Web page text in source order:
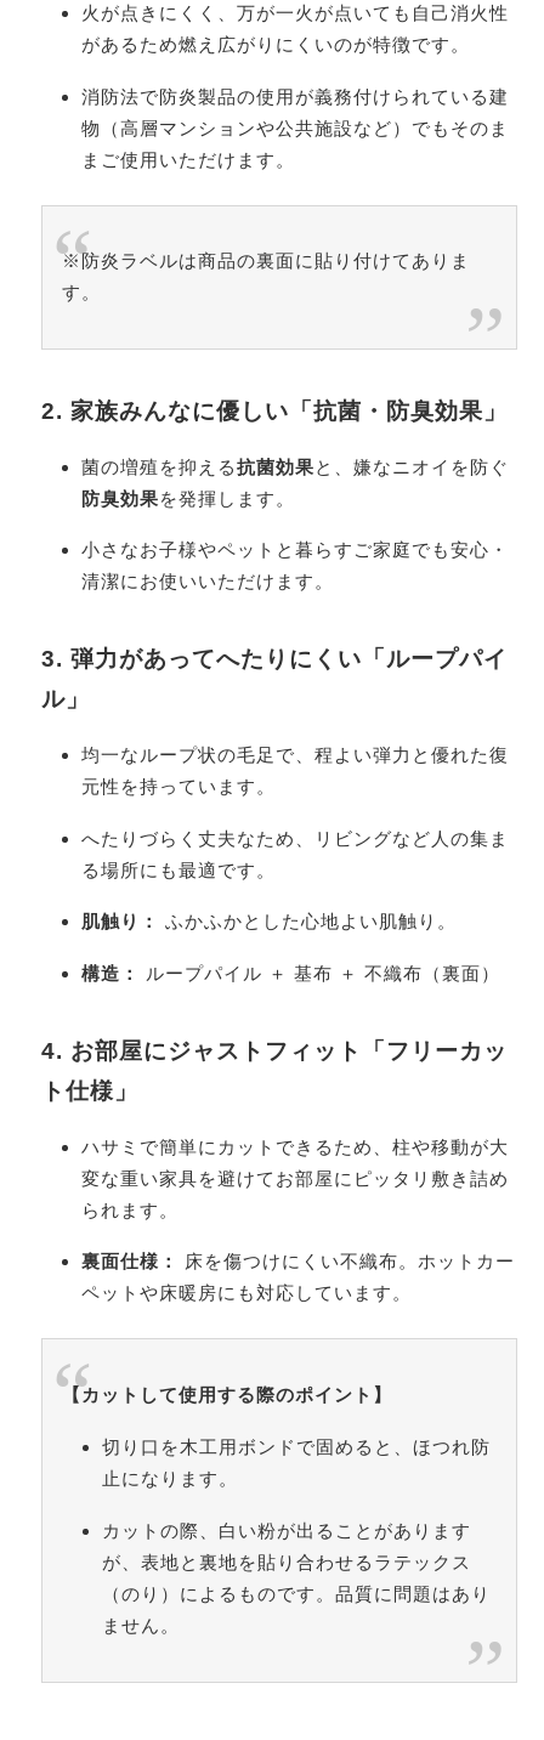
火が点きにくく、万が一火が点いても自己消火性
があるため燃え広がりにくいのが特徴です。
消防法で防炎製品の使用が義務付けられている建
物（高層マンションや公共施設など）でもそのま
まご使用いただけます。
※防炎ラベルは商品の裏面に貼り付けてありま
す。
2. 家族みんなに優しい「抗菌・防臭効果」
菌の増殖を抑える抗菌効果と、嫌なニオイを防ぐ
防臭効果を発揮します。
小さなお子様やペットと暮らすご家庭でも安心・
清潔にお使いいただけます。
3. 弾力があってへたりにくい「ループパイ
ル」
均一なループ状の毛足で、程よい弾力と優れた復
元性を持っています。
へたりづらく丈夫なため、リビングなど人の集ま
る場所にも最適です。
肌触り： ふかふかとした心地よい肌触り。
構造： ループパイル ＋ 基布 ＋ 不織布（裏面）
4. お部屋にジャストフィット「フリーカッ
ト仕様」
ハサミで簡単にカットできるため、柱や移動が大
変な重い家具を避けてお部屋にピッタリ敷き詰め
られます。
裏面仕様：
床を傷つけにくい不織布。ホットカー
ペットや床暖房にも対応しています。
【カットして使用する際のポイント】
切り口を木工用ボンドで固めると、ほつれ防
止になります。
カットの際、白い粉が出ることがあります
が、表地と裏地を貼り合わせるラテックス
（のり）によるものです。品質に問題はあり
ません。